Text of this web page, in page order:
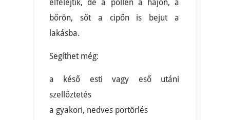
elfelejtik, de a pollen a hajon, a
bőrön, sőt a cipőn is bejut a
lakásba.
Segíthet még:
a késő esti vagy eső utáni
szellőztetés
a gyakori, nedves portörlés